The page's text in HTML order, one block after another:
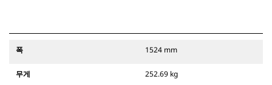
폭 1524 mm
무게 252.69 kg